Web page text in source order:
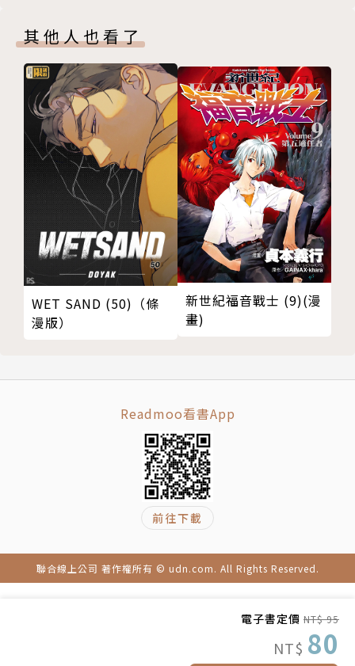
電子書定價 NT$ 95
NT$ 80
其他人也看了
WET SAND (50)（條
漫版）
新世紀福音戰士 (9)(漫
畫)
Readmoo看書App
前往下載
聯合線上公司 著作權所有 © udn.com. All Rights Reserved.